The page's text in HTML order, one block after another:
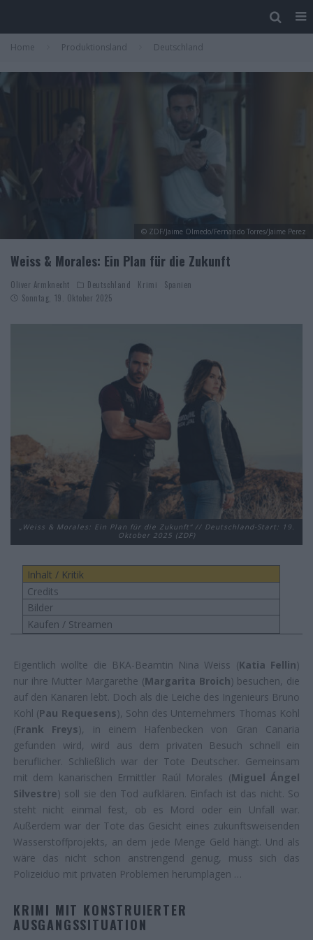
Home Produktionsland Deutschland
© ZDF/Jaime Olmedo/Fernando Torres/Jaime Perez
Weiss & Morales: Ein Plan für die Zukunft
Oliver Armknecht Deutschland Krimi
Spanien
Sonntag, 19. Oktober 2025
„Weiss & Morales: Ein Plan für die Zukunft“ // Deutschland-Start: 19.
Oktober 2025 (ZDF)
Inhalt / Kritik
Credits
Bilder
Kaufen / Streamen
Eigentlich wollte die BKA-Beamtin Nina Weiss (Katia Fellin)
nur ihre Mutter Margarethe (Margarita Broich) besuchen, die
auf den Kanaren lebt. Doch als die Leiche des Ingenieurs Bruno
Kohl (Pau Requesens), Sohn des Unternehmers Thomas Kohl
(Frank Freys), in einem Hafenbecken von Gran Canaria
gefunden wird, wird aus dem privaten Besuch schnell ein
beruflicher. Schließlich war der Tote Deutscher. Gemeinsam
mit dem kanarischen Ermittler Raúl Morales (Miguel Ángel
Silvestre) soll sie den Tod aufklären. Einfach ist das nicht. So
steht nicht einmal fest, ob es Mord oder ein Unfall war.
Außerdem war der Tote das Gesicht eines zukunftsweisenden
Wasserstoffprojekts, an dem jede Menge Geld hängt. Und als
wäre das nicht schon anstrengend genug, muss sich das
Polizeiduo mit privaten Problemen herumplagen …
KRIMI MIT KONSTRUIERTER
AUSGANGSSITUATION